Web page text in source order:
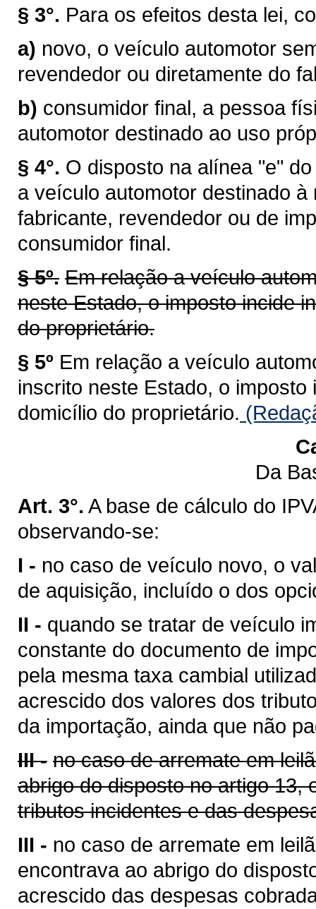
§ 3°. Para os efeitos desta lei,
a) novo, o veículo automotor
revendedor ou diretamente do
b) consumidor final, a pessoa
automotor destinado ao uso
§ 4°. O disposto na alínea "e"
a veículo automotor destinado
fabricante, revendedor ou de
consumidor final.
§ 5º. Em relação a veículo
neste Estado, o imposto incide
do proprietário.
§ 5º Em relação a veículo
inscrito neste Estado, o
domicílio do proprietário.
Da
Art. 3°. A base de cálculo do
observando-se:
I - no caso de veículo novo, o
de aquisição, incluído o dos
II - quando se tratar de veículo
constante do documento de
pela mesma taxa cambial
acrescido dos valores dos
da importação, ainda que não
III - no caso de arremate em
abrigo do disposto no artigo 13,
tributos incidentes e das
III - no caso de arremate em
encontrava ao abrigo do
acrescido das despesas